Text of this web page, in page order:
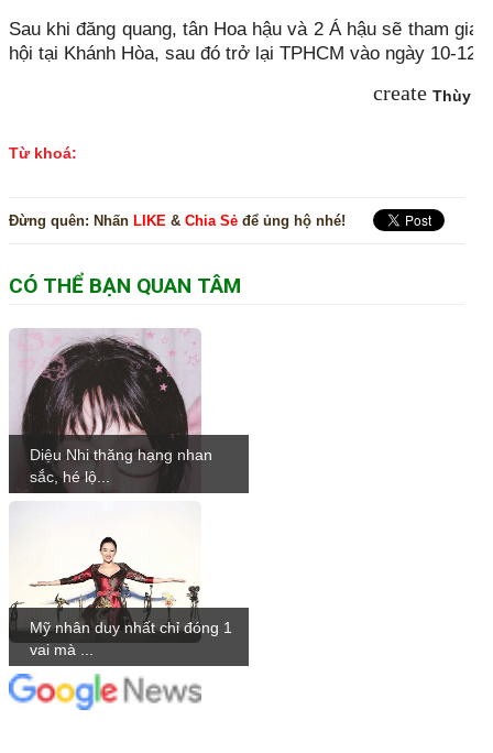
Sau khi đăng quang, tân Hoa hậu và 2 Á hậu sẽ tham gia
hội tại Khánh Hòa, sau đó trở lại TPHCM vào ngày 10-12.
create Thùy
Từ khoá:
Đừng quên: Nhấn LIKE & Chia Sẻ để ủng hộ nhé!
CÓ THỂ BẠN QUAN TÂM
Diệu Nhi thăng hạng nhan
sắc, hé lộ...
Mỹ nhân duy nhất chỉ đóng 1
vai mà ...